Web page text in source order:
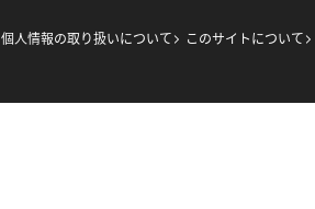
個人情報の取り扱いについて このサイトについて